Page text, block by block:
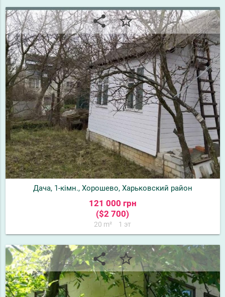
share star_border
Дача, 1-кімн., Хорошево, Харьковский район
121 000 грн
($2 700)
20 m² 1 эт
share star_border